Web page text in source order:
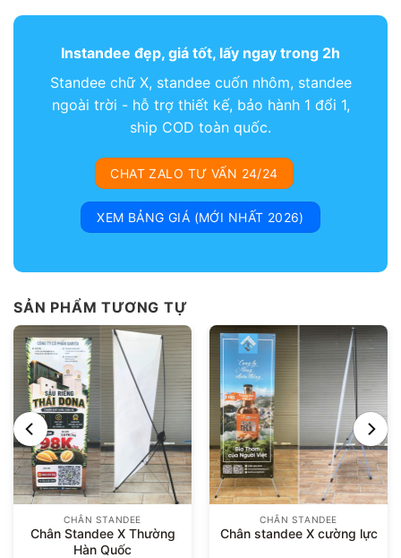
Instandee đẹp, giá tốt, lấy ngay trong 2h
Standee chữ X, standee cuốn nhôm, standee
ngoài trời - hỗ trợ thiết kế, bảo hành 1 đổi 1,
ship COD toàn quốc.
CHAT ZALO TƯ VẤN 24/24
XEM BẢNG GIÁ (MỚI NHẤT 2026)
SẢN PHẨM TƯƠNG TỰ
CHÂN STANDEE
Chân Standee X Thường
Hàn Quốc
CHÂN STANDEE
Chân standee X cường lực